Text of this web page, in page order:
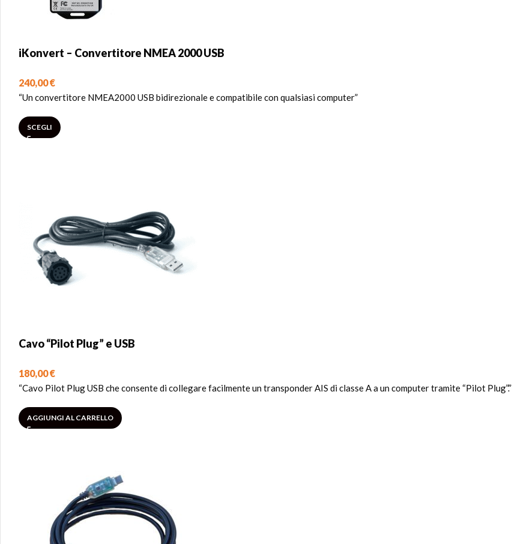
iKonvert – Convertitore NMEA 2000 USB
240,00€
“Un convertitore NMEA2000 USB bidirezionale e compatibile con qualsiasi computer”
SCEGLI
Cavo “Pilot Plug” e USB
180,00€
“Cavo Pilot Plug USB che consente di collegare facilmente un transponder AIS di classe A a un computer tramite “Pilot Plug”.”
AGGIUNGI AL CARRELLO